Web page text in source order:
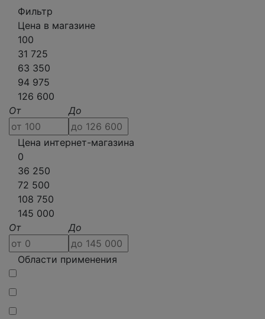
Фильтр
Цена в магазине
100
31 725
63 350
94 975
126 600
От
До
Цена интернет-магазина
0
36 250
72 500
108 750
145 000
От
До
Области применения